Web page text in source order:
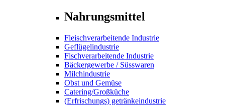
Nahrungsmittel
Fleischverarbeitende Industrie
Geflügelindustrie
Fischverarbeitende Industrie
Bäckergewerbe / Süsswaren
Milchindustrie
Obst und Gemüse
Catering/Großküche
(Erfrischungs) getränkeindustrie